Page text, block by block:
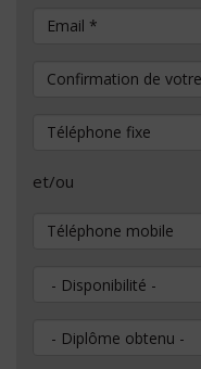
Email*
Confirmation de
Téléphone fixe
et/ou
Téléphone mobile
Disponibilité
Diplôme obtenu